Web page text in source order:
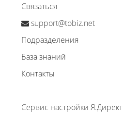
Связаться
support@tobiz.net
Подразделения
База знаний
Контакты
Сервис настройки Я.Директ